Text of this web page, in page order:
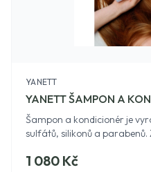
YANETT
YANETT ŠAMPON A
Šampon a kondicionér je
sulfátů, silikonů a parabenů.
1 080 Kč